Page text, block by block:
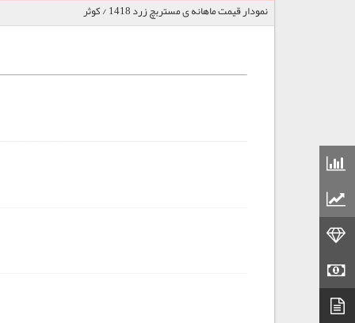
نمودار قیمت ماهانه ی مستربچ زرد 1418 / کوثر